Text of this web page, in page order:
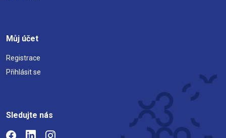
Můj účet
Registrace
Přihlásit se
Sledujte nás